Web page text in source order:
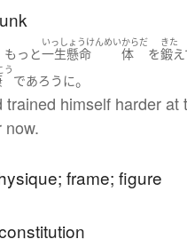
もっと
いっしょうけんめい
一生懸命
からだ
体 を
きた
鍛
う
であろうに。
trained himself harder
now.
frame; figure